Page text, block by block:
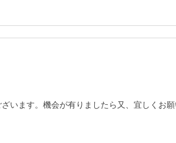
います。機会が有りましたら又、宜しくお願